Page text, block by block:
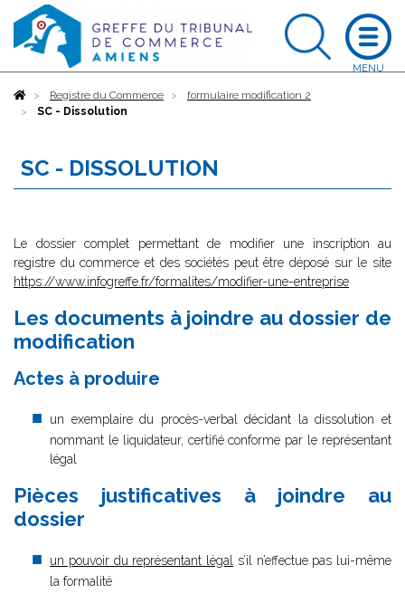
AccueilRegistre du Commerce
formulaire modification 2
SC - Dissolution
SC - DISSOLUTION
Le dossier complet permettant de modifier une inscription au
registre du commerce et des sociétés peut être déposé sur le site
https://www.infogreffe.fr/formalites/modifier-une-entreprise
Les documents à joindre au dossier de
modification
Actes à produire
un exemplaire du procès-verbal décidant la dissolution et
nommant le liquidateur, certifié conforme par le représentant
légal
Pièces justificatives à joindre au
dossier
un pouvoir du représentant légal
s’il n’effectue pas lui-même
la formalité